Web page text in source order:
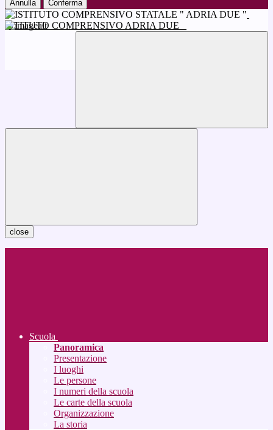
Annulla Conferma
ISTITUTO COMPRENSIVO ADRIA DUE
close
Scuola
Panoramica
Presentazione
I luoghi
Le persone
I numeri della scuola
Le carte della scuola
Organizzazione
La storia